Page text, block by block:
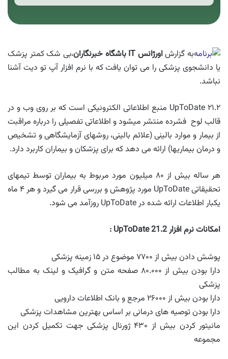
به گزارشاورژانس IT باشگاه خبرنگاران،بی شک کمتر پزشک
یا دانشجوی پزشکی را می توان یافت که با نرم افزار آپ تو دیت آشنا
نباشد.
UpToDate ۲۱.۲ منبع اطلاعاتی الکترونیکی است که بر روی وب و در
قالب لوح فشرده منتشر می­شود و اطلاعاتی تفصیلی را درباره مراقبت
از بیمار و موارد بالینی (علائم بالینی، روش­های آزمایشگاهی و تشخیص
و درمان بیماریها) ارائه می ­دهد که برای پزشکان و بیماران کاربرد دارد.
هر ساله بیش از ۸۰ میلیون مورد مربوط به بیماران توسط تیم­های
تحقیقاتی UpToDate مورد پژوهش و بررسی قرار می­ گیرد و هر ۴ ماه
یکبار اطلاعات ارائه شده در UpToDate روزآمد می شود.
امکانات نرم افزارUpToDate 21.2
:
پوشش دادن بیش از ۷۷۰۰ موضوع در ۱۵ زمینه پزشکی
دارا بودن بیش از ۸۰.۰۰۰ صفحه متن و گرافیک و لینک به مطالب
پزشکی
دارا بودن بیش از ۲۶۰۰۰ مرجع و بانک اطلاعات دارویی
دارا بودن توصیه های درمانی بر اساس بهترین مشاهدات پزشکی
مانیتور کردن بیش از ۴۳۰ ژورنال پزشکی جهت تکمیل کردن این
مجموعه